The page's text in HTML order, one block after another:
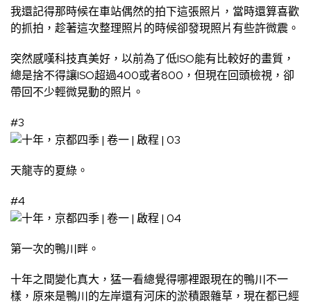
我還記得那時候在車站偶然的拍下這張照片，當時還算喜歡
的抓拍，趁著這次整理照片的時候卻發現照片有些許微震。
突然感嘆科技真美好，以前為了低ISO能有比較好的畫質，
總是捨不得讓ISO超過400或者800，但現在回頭檢視，卻
帶回不少輕微晃動的照片。
#3
天龍寺的夏綠。
#4
第一次的鴨川畔。
十年之間變化真大，猛一看總覺得哪裡跟現在的鴨川不一
樣，原來是鴨川的左岸還有河床的淤積跟雜草，現在都已經